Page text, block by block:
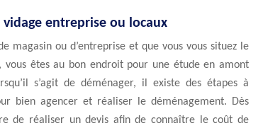
entreprise ou locaux
magasin ou d’entreprise et que vous vous situez le
vous êtes au bon endroit pour une étude en amont
s’agit de déménager, il existe des étapes à
bien agencer et réaliser le déménagement. Dès
de réaliser un devis afin de connaître le coût de